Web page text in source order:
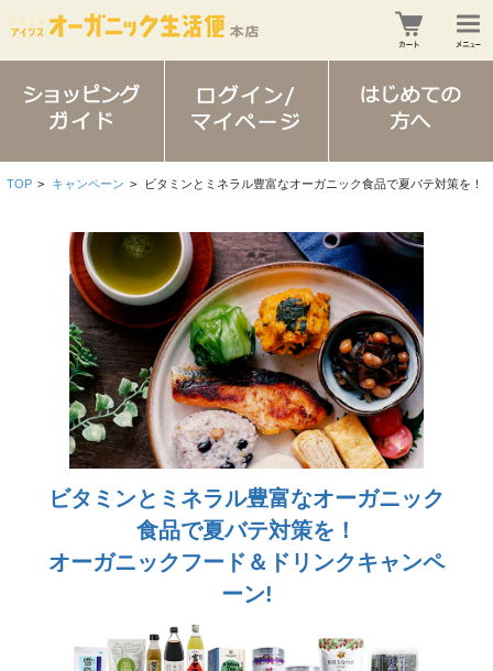
TOP > キャンペーン > ビタミンとミネラル豊富なオーガニック食品で夏バテ対策を！
ビタミンとミネラル豊富なオーガニック
食品で夏バテ対策を！
オーガニックフード＆ドリンクキャンペ
ーン!